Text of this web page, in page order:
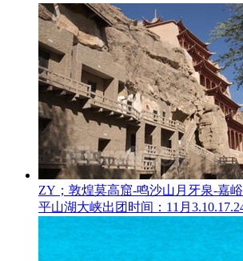
ZY；敦煌莫高窟-鸣沙山月牙泉-嘉
平山湖大峡出团时间：11月